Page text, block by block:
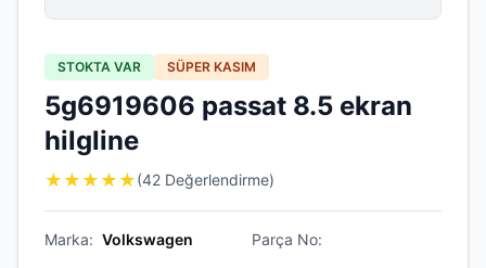
STOKTA VAR SÜPER KASIM
5g6919606 passat 8.5 ekran
hilgline
★ ★ ★ ★ ★(42 Değerlendirme)
Marka: Volkswagen Parça No: